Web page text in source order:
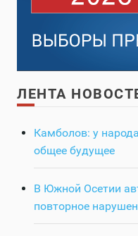
ЛЕНТА
Камболов: у
общее будущее
В Южной Осетии
повторное